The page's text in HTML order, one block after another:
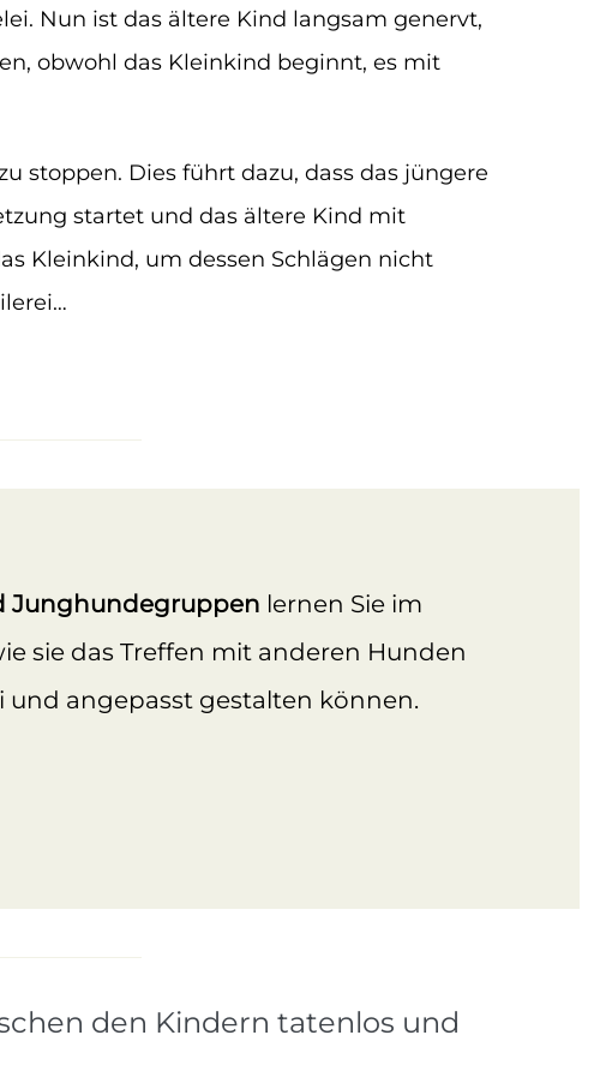
Nun ist das ältere Kind langsam genervt,
obwohl das Kleinkind beginnt, es mit
stoppen. Dies führt dazu, dass das jüngere
startet und das ältere Kind mit
Kleinkind, um dessen Schlägen nicht
Junghundegruppen lernen Sie im
sie das Treffen mit anderen Hunden
und angepasst gestalten können.
den Kindern tatenlos und